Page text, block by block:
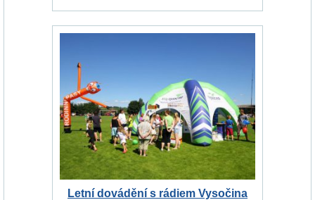
Letní dovádění s rádiem Vysočina